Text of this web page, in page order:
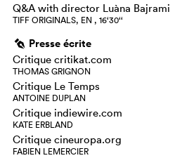
Q&A with director Luàna Bajrami
TIFF ORIGINALS, EN , 16‘30‘‘
g Presse écrite
Critique critikat.com
THOMAS GRIGNON
Critique Le Temps
ANTOINE DUPLAN
Critique indiewire.com
KATE ERBLAND
Critique cineuropa.org
FABIEN LEMERCIER